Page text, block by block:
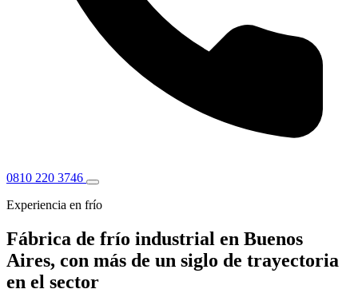
0810 220 3746
Experiencia en frío
Fábrica de frío industrial en Buenos
Aires, con más de un siglo de trayectoria
en el sector